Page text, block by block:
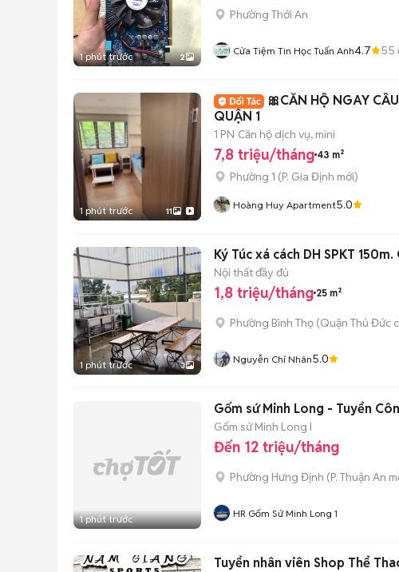
1 phút trước 2
Phường Thới An
Cửa Tiệm Tin Học Tuấn Anh4.7 55
1 phút trước 11
🎀CĂN HỘ NGAY
QUẬN 1
1 PN Căn hộ dịch vụ, mini
7,8 triệu/tháng 43 m²
Phường 1 (P. Gia Định mới)
Hoàng Huy Apartment5.0
1 phút trước 3
Ký Túc xá cách DH SPKT
Nội thất đầy đủ
1,8 triệu/tháng 25 m²
Phường Bình Thọ (Quận Thủ Đức
Nguyễn Chí Nhân5.0
1 phút trước
Gốm sứ Minh Long - Tuyển
Gốm sứ Minh Long I
Đến 12 triệu/tháng
Phường Hưng Định (P. Thuận An
HR Gốm Sứ Minh Long 1
Tuyển nhân viên Shop Thể